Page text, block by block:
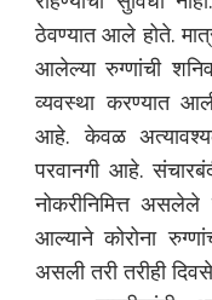
ठेवण्यात आले होते.
आलेल्या रुग्णांची
व्यवस्था करण्यात
आहे. केवळ
परवानगी आहे.
नोकरीनिमित्त असलेले
आल्याने कोरोना
असली तरी तरीही